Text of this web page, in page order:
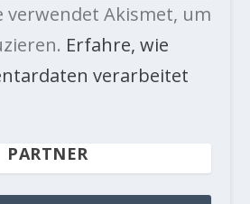
verwendet Akismet, um
Erfahre, wie
verarbeitet
PARTNER